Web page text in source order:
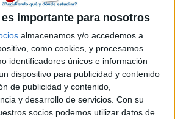
importante para nosotros
almacenamos y/o accedemos a
como cookies, y procesamos
identificadores únicos e información
dispositivo para publicidad y contenido
de publicidad y contenido,
y desarrollo de servicios. Con su
socios podemos utilizar datos de
(Universidad Pública)
información ¡GRATIS!
provincia